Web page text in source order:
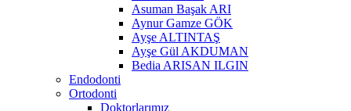
Asuman Başak ARI
Aynur Gamze GÖK
Ayşe ALTINTAŞ
Ayşe Gül AKDUMAN
Bedia ARISAN ILGIN
Endodonti
Ortodonti
Doktorlarımız